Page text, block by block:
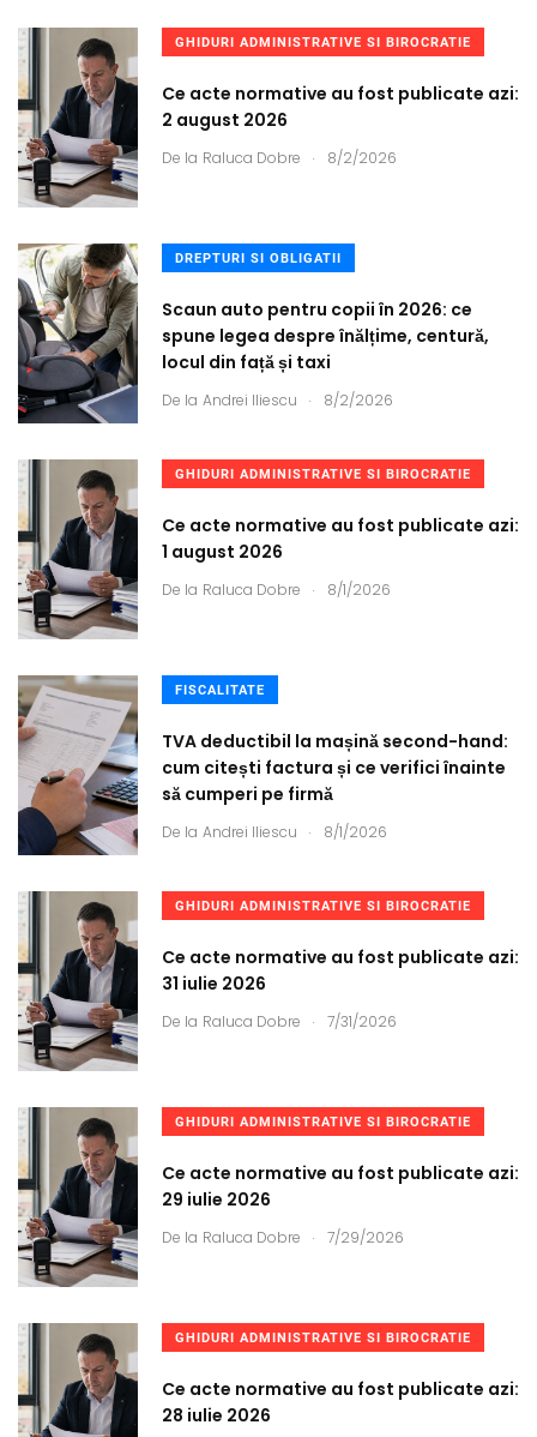
GHIDURI ADMINISTRATIVE SI BIROCRATIE
Ce acte normative au fost publicate azi:
2 august 2026
De la Raluca Dobre . 8/2/2026
DREPTURI SI OBLIGATII
Scaun auto pentru copii în 2026: ce
spune legea despre înălțime, centură,
locul din față și taxi
De la Andrei Iliescu . 8/2/2026
GHIDURI ADMINISTRATIVE SI BIROCRATIE
Ce acte normative au fost publicate azi:
1 august 2026
De la Raluca Dobre . 8/1/2026
FISCALITATE
TVA deductibil la mașină second-hand:
cum citești factura și ce verifici înainte
să cumperi pe firmă
De la Andrei Iliescu . 8/1/2026
GHIDURI ADMINISTRATIVE SI BIROCRATIE
Ce acte normative au fost publicate azi:
31 iulie 2026
De la Raluca Dobre . 7/31/2026
GHIDURI ADMINISTRATIVE SI BIROCRATIE
Ce acte normative au fost publicate azi:
29 iulie 2026
De la Raluca Dobre . 7/29/2026
GHIDURI ADMINISTRATIVE SI BIROCRATIE
Ce acte normative au fost publicate azi:
28 iulie 2026